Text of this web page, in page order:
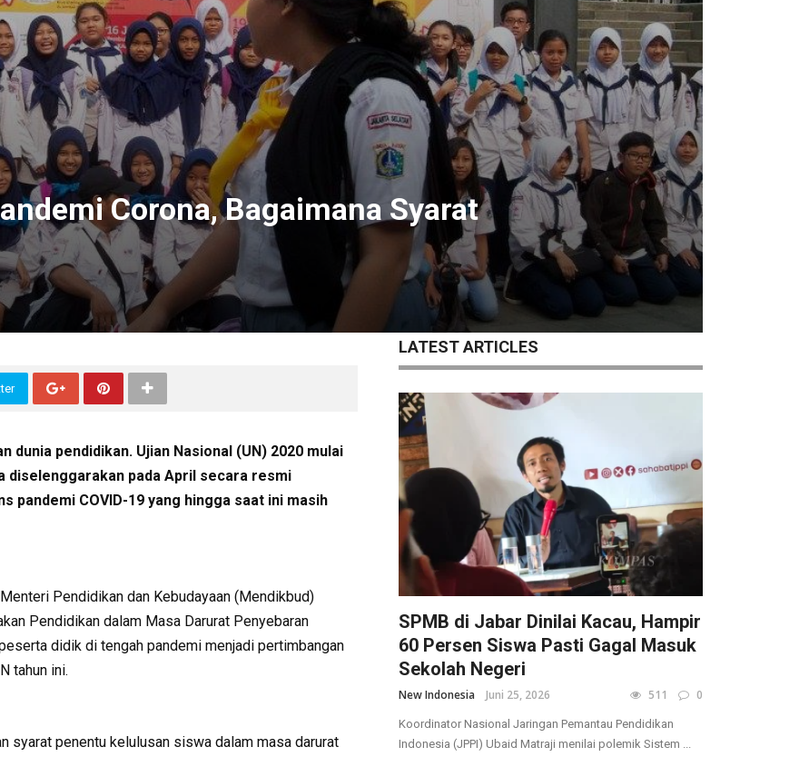
Corona, Bagaimana Syarat
dunia pendidikan. Ujian Nasional (UN) 2020 mulai
diselenggarakan pada April secara resmi
pandemi COVID-19 yang hingga saat ini masih
Pendidikan dan Kebudayaan (Mendikbud)
Pendidikan dalam Masa Darurat Penyebaran
didik di tengah pandemi menjadi pertimbangan
tahun ini.
syarat penentu kelulusan siswa dalam masa darurat
LATEST ARTICLES
SPMB di Jabar Dinilai Kacau, Hampir
60 Persen Siswa Pasti Gagal Masuk
Sekolah Negeri
New Indonesia Juni 25, 2026 511 0
Koordinator Nasional Jaringan Pemantau Pendidikan
Indonesia (JPPI) Ubaid Matraji menilai polemik Sistem ...